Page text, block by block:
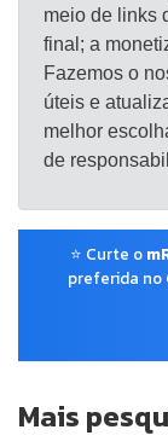
meio de links
final; a
Fazemos o
úteis e
melhor
de
⭐ Curte o
preferida no
Mais